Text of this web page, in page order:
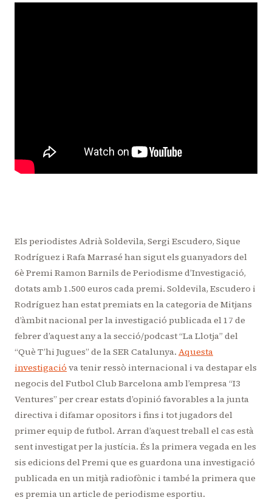
Els periodistes Adrià Soldevila, Sergi Escudero, Sique
Rodríguez i Rafa Marrasé han sigut els guanyadors del
6è Premi Ramon Barnils de Periodisme d’Investigació,
dotats amb 1.500 euros cada premi. Soldevila, Escudero i
Rodríguez han estat premiats en la categoria de Mitjans
d’àmbit nacional per la investigació publicada el 17 de
febrer d’aquest any a la secció/podcast “La Llotja” del
“Què T’hi Jugues” de la SER Catalunya. Aquesta
investigació va tenir ressò internacional i va destapar els
negocis del Futbol Club Barcelona amb l’empresa “I3
Ventures” per crear estats d’opinió favorables a la junta
directiva i difamar opositors i fins i tot jugadors del
primer equip de futbol. Arran d’aquest treball el cas està
sent investigat per la justícia. És la primera vegada en les
sis edicions del Premi que es guardona una investigació
publicada en un mitjà radiofònic i també la primera que
es premia un article de periodisme esportiu.